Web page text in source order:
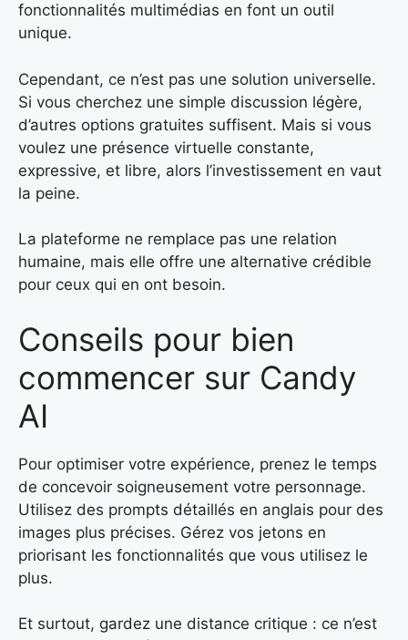
fonctionnalités multimédias en font un outil
unique.
Cependant, ce n’est pas une solution universelle.
Si vous cherchez une simple discussion légère,
d’autres options gratuites suffisent. Mais si vous
voulez une présence virtuelle constante,
expressive, et libre, alors l’investissement en vaut
la peine.
La plateforme ne remplace pas une relation
humaine, mais elle offre une alternative crédible
pour ceux qui en ont besoin.
Conseils pour bien
commencer sur Candy
AI
Pour optimiser votre expérience, prenez le temps
de concevoir soigneusement votre personnage.
Utilisez des prompts détaillés en anglais pour des
images plus précises. Gérez vos jetons en
priorisant les fonctionnalités que vous utilisez le
plus.
Et surtout, gardez une distance critique : ce n’est